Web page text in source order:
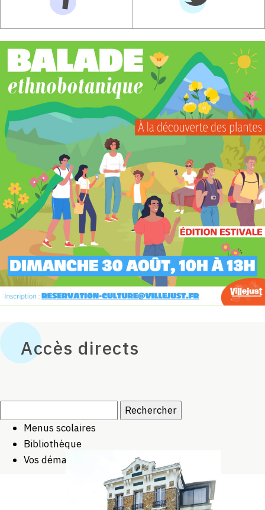
Accès directs
Menus scolaires
Bibliothèque
Vos démarches